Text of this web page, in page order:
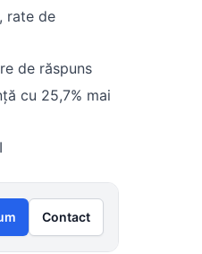
rate de
de răspuns
cu 25,7% mai
Contact